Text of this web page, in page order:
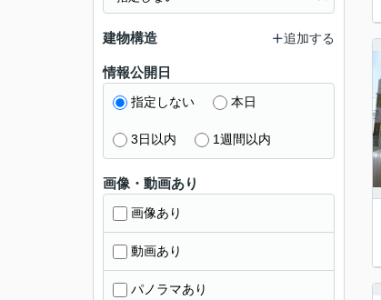
建物構造 追加する
情報公開日
指定しない 本日
3日以内 1週間以内
画像・動画あり
画像あり
動画あり
パノラマあり